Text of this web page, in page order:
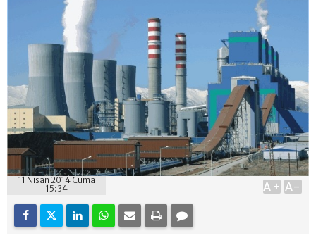
11 Nisan 2014 Cuma
15:34
A+ A-